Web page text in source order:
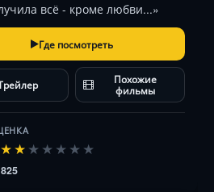
всё - кроме любви...»
Где посмотреть
Похожие
фильмы
★★ ★ ★ ★ ★ ★
825